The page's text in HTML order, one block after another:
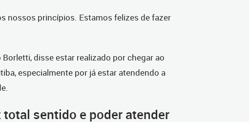
nossos princípios. Estamos felizes de fazer
disse estar realizado por chegar ao
especialmente por já estar atendendo a
total sentido e poder atender